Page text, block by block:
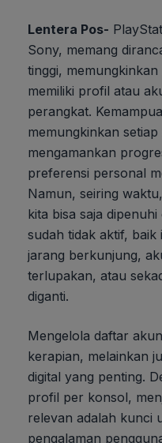
Lentera Pos-
Sony, memang
tinggi,
memiliki profil atau
perangkat.
memungkinkan
mengamankan
preferensi personal
Namun, seiring
kita bisa saja
sudah tidak aktif, baik
jarang berkunjung,
terlupakan, atau
diganti.
Mengelola daftar
kerapian, melainkan
digital yang penting.
profil per konsol,
relevan adalah kunci
pengalaman